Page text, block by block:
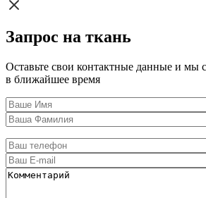
Запрос на ткань
Оставьте свои контактные данные и мы
в ближайшее время